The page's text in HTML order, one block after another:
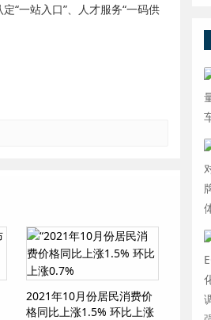
“一站入口”、人才服务“一码供
2021年10月份居民消费价
格同比上涨1.5% 环比上涨